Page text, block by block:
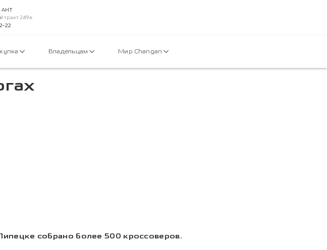
АНТ
тракт 249е
22
Владельцам Мир Changan
собрано более 500 кроссоверов.